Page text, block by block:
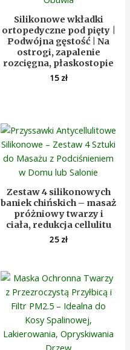
Silikonowe wkładki
ortopedyczne pod pięty |
Podwójna gęstość | Na
ostrogi, zapalenie
rozcięgna, płaskostopie
15 zł
Zestaw 4 silikonowych
baniek chińskich – masaż
próżniowy twarzy i
ciała, redukcja cellulitu
25 zł